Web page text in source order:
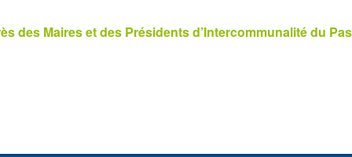
des Maires et des Présidents d’Intercommunalité du